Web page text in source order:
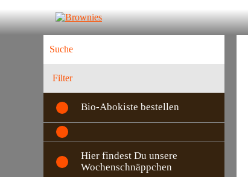
Filter
Bio-Abokiste bestellen
Hier findest Du unsere
Wochenschnäppchen